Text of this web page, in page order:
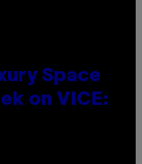
Space
on VICE: